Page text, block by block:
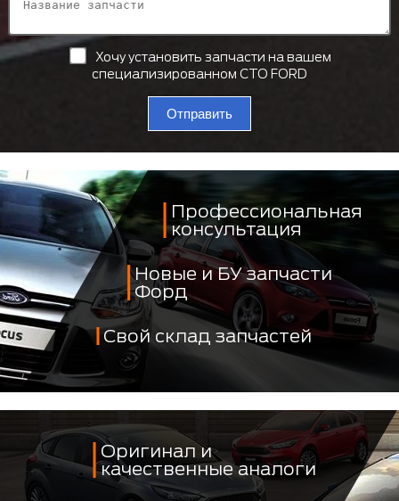
Хочу установить запчасти на вашем
специализированном СТО FORD
Отправить
Профессиональная
консультация
Новые и БУ запчасти
Форд
Свой склад запчастей
Оригинал и
качественные аналоги